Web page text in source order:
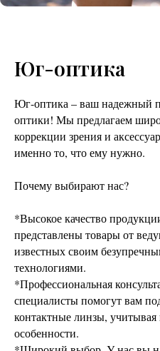
Юг-оптика
Юг-оптика – ваш надежный
оптики! Мы предлагаем
коррекции зрения и
именно то, что ему нужно.
Почему выбирают нас?
*Высокое качество
представлены товары от
известных своим
технологиями.
*Профессиональная
специалисты помогут вам
контактные линзы,
особенности.